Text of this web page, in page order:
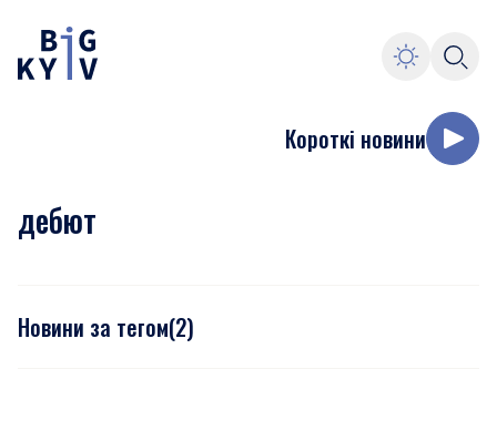
Короткі новини
дебют
Новини за тегом(2)